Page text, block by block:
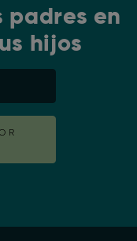
padres en
hijos